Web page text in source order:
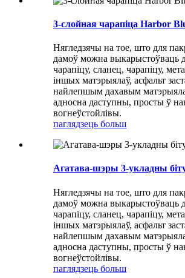
3-слойная чарапіца Harbor
Нягледзячы на ​​тое, што для
дамоў можна выкарыстоўваць
чарапіцу, сланец, чарапіцу,
іншых матэрыялаў, асфальт
найлепшым дахавым
адносна даступны, просты ў
вогнеўстойлівы.
паглядзець больш
Агатава-шэры 3-укладны
Нягледзячы на ​​тое, што для
дамоў можна выкарыстоўваць
чарапіцу, сланец, чарапіцу,
іншых матэрыялаў, асфальт
найлепшым дахавым
адносна даступны, просты ў
вогнеўстойлівы.
паглядзець больш